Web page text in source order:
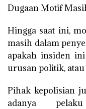
Dugaan Motif
Hingga saat ini,
masih dalam
apakah insiden
urusan politik,
Pihak kepolisian
adanya